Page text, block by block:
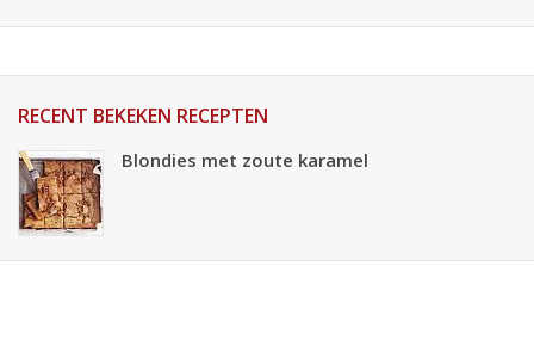
RECENT BEKEKEN RECEPTEN
Blondies met zoute karamel